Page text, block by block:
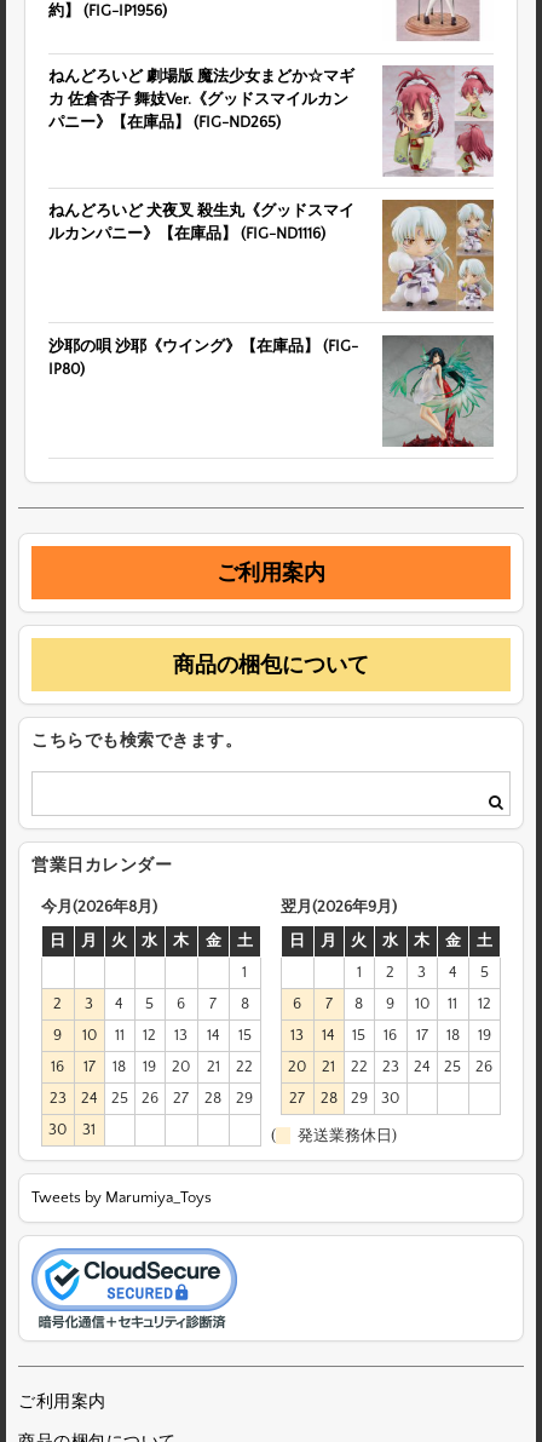
約】 (FIG-IP1956)
ねんどろいど 劇場版 魔法少女まどか☆マギ
カ 佐倉杏子 舞妓Ver.《グッドスマイルカン
パニー》【在庫品】 (FIG-ND265)
ねんどろいど 犬夜叉 殺生丸《グッドスマイ
ルカンパニー》【在庫品】 (FIG-ND1116)
沙耶の唄 沙耶《ウイング》【在庫品】 (FIG-
IP80)
ご利用案内
商品の梱包について
こちらでも検索できます。
営業日カレンダー
今月(2026年8月)
日
月 火 水 木 金
土
1
2
3 4 5 6 7
8
9
10 11 12 13 14
15
16
17 18 19 20 21
22
23
24 25 26 27 28
29
30
31
翌月(2026年9月)
日
月 火 水 木 金
土
1
2 3 4
5
6
7 8 9 10 11
12
13
14 15 16 17 18
19
20
21 22 23 24 25
26
27
28 29 30
( 発送業務休日)
Tweets by Marumiya_Toys
ご利用案内